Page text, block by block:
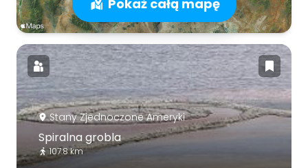
Pokaż całą mapę
Stany Zjednoczone Ameryki
Spiralna grobla
107.8 km